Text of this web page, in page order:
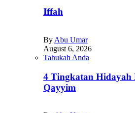
Iffah
By Abu Umar
August 6, 2026
Tahukah Anda
4 Tingkatan
Qayyim